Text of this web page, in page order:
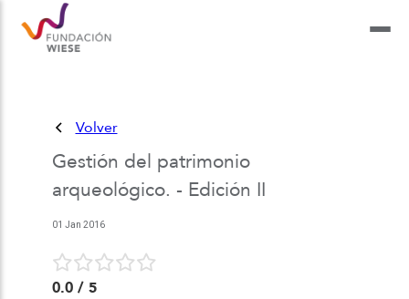
Volver
Gestión del patrimonio
arqueológico. - Edición II
01 Jan 2016
0.0/ 5